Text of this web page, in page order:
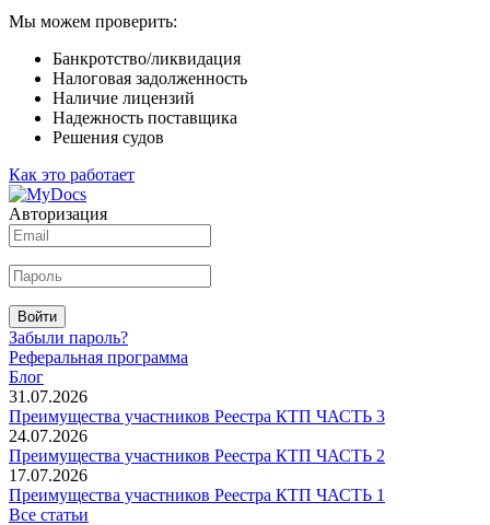
Мы можем проверить:
Банкротство/ликвидация
Налоговая задолженность
Наличие лицензий
Надежность поставщика
Решения судов
Как это работает
Авторизация
Войти
Забыли пароль?
Реферальная программа
Блог
31.07.2026
Преимущества участников Реестра КТП ЧАСТЬ 3
24.07.2026
Преимущества участников Реестра КТП ЧАСТЬ 2
17.07.2026
Преимущества участников Реестра КТП ЧАСТЬ 1
Все статьи